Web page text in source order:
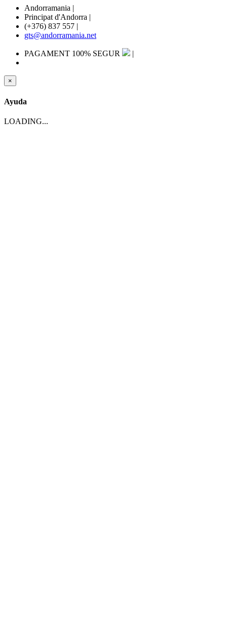
Andorramania |
Principat d'Andorra |
(+376) 837 557 |
gts@andorramania.net
PAGAMENT 100% SEGUR |
×
Ayuda
LOADING...